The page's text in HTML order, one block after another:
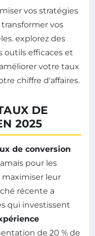
DE
2025
de conversion
pour les
leur
récente a
qui investissent
de 20 % de